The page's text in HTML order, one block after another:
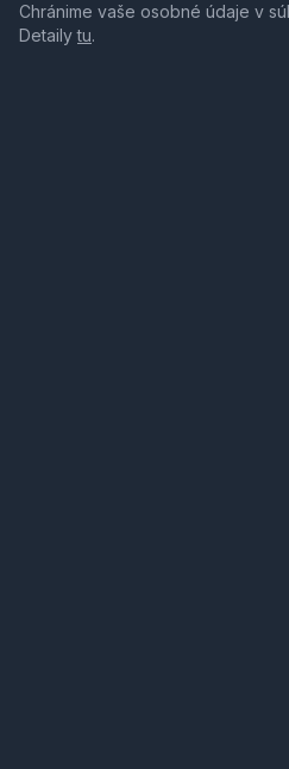
Chránime vaše osobné údaje v
Detailytu.